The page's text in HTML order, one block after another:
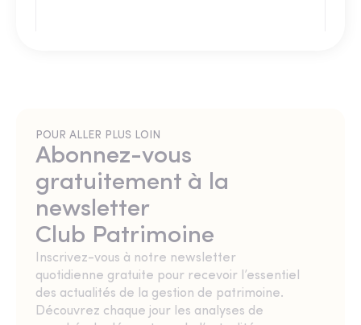
POUR ALLER PLUS LOIN
Abonnez-vous
gratuitement à la
newsletter
Club Patrimoine
Inscrivez-vous à notre newsletter
quotidienne gratuite pour recevoir l’essentiel
des actualités de la gestion de patrimoine.
Découvrez chaque jour les analyses de